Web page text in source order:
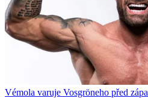
Vémola varuje Vosgröneho před